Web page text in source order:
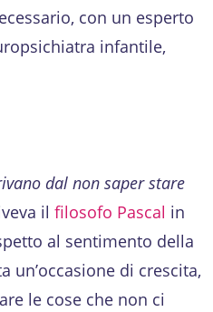
con un esperto
infantile,
dal non saper stare
il filosofo Pascal in
al sentimento della
un’occasione di crescita,
le cose che non ci